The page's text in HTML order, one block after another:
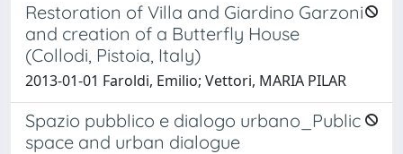
Restoration of Villa and Giardino Garzoni
and creation of a Butterfly House
(Collodi, Pistoia, Italy)
2013-01-01 Faroldi, Emilio; Vettori, MARIA PILAR
Spazio pubblico e dialogo urbano_Public
space and urban dialogue